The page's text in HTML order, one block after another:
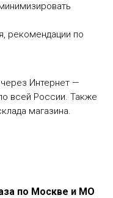
рекомендации по
Интернет —
всей России. Также
магазина.
по Москве и МО